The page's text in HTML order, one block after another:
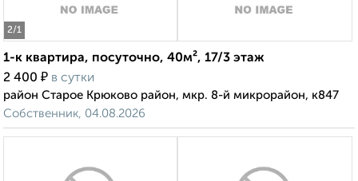
2/1
1-к квартира, посуточно, 40м², 17/3 этаж
2 400 ₽ в сутки
район Старое Крюково район, мкр. 8-й микрорайон, к847
Собственник, 04.08.2026